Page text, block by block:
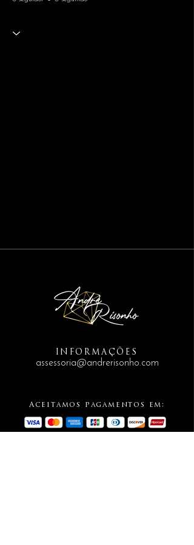
assessoria@andrerisonho.com
INFORMAÇÕES
Aceitamos pagamentos em: